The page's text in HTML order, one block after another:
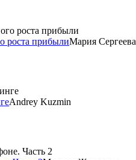
роста прибылиМария Сергеева
Andrey Kuzmin